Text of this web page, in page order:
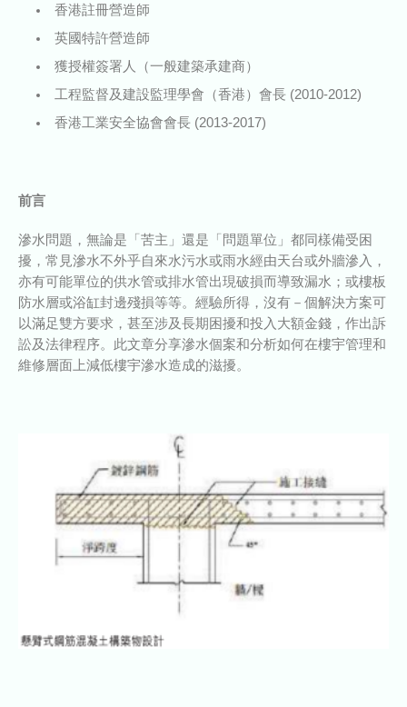
香港註冊營造師
英國特許營造師
獲授權簽署人（一般建築承建商）
工程監督及建設監理學會（香港）會長 (2010-2012)
香港工業安全協會會長 (2013-2017)
前言
滲水問題，無論是「苦主」還是「問題單位」都同樣備受困
擾，常見滲水不外乎自來水污水或雨水經由天台或外牆滲入，
亦有可能單位的供水管或排水管出現破損而導致漏水；或樓板
防水層或浴缸封邊殘損等等。經驗所得，沒有－個解決方案可
以滿足雙方要求，甚至涉及長期困擾和投入大額金錢，作出訴
訟及法律程序。此文章分享滲水個案和分析如何在樓宇管理和
維修層面上減低樓宇滲水造成的滋擾。